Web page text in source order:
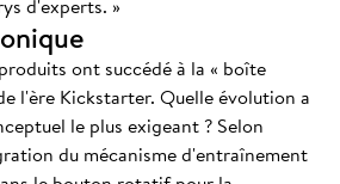
d'experts. »
ont succédé à la « boîte
l'ère Kickstarter. Quelle évolution a
le plus exigeant ? Selon
du mécanisme d'entraînement